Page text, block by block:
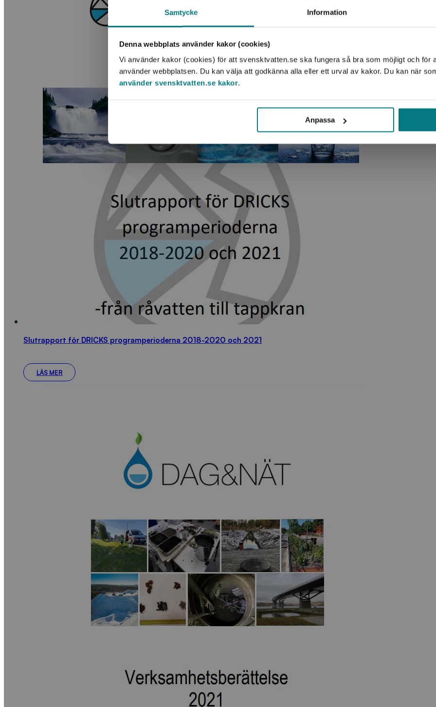
Samtycke Information
Denna webbplats använder kakor (cookies)
Vi använder kakor (cookies) för att svensktvatten.se ska fungera så bra som möjligt och för
använder webbplatsen. Du kan välja att godkänna alla eller ett urval av kakor. Du kan när
använder svensktvatten.se kakor.
Anpassa
Slutrapport för DRICKS programperioderna 2018-2020 och 2021
LÄS MER